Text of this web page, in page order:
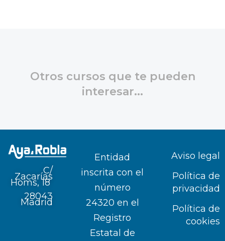
Otros cursos que te pueden
interesar...
C/
Zacarías
Homs, 18
28043
Madrid
Entidad
inscrita con el
número
24320 en el
Registro
Estatal de
Aviso legal
Política de
privacidad
Política de
cookies